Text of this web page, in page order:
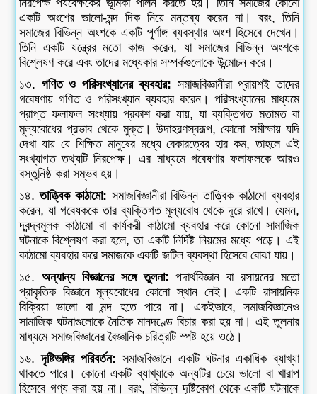
নিরপেক্ষ পর্যবেক্ষকের ভূমিকা পালন করতে হয়। তিনি সমাজের কোনো
একটি অংশের ভালো-মন্দ দিক নিয়ে মন্তব্য করেন না। বরং, তিনি
সমাজের বিভিন্ন অংশকে একটি পূর্ণাঙ্গ ব্যবস্থার অংশ হিসেবে দেখেন।
তিনি একটি যন্ত্রের মতো কাজ করেন, যা সমাজের বিভিন্ন অংশকে
বিশ্লেষণ করে এবং তাদের মধ্যেকার সম্পর্কগুলোকে উন্মোচন করে।
১৩. গণিত ও পরিসংখ্যানের ব্যবহার: সমাজবিজ্ঞানীরা প্রায়শই তাদের
গবেষণায় গণিত ও পরিসংখ্যান ব্যবহার করেন। পরিসংখ্যানের মাধ্যমে
প্রাপ্ত ফলাফল সংখ্যায় প্রকাশ করা যায়, যা ব্যক্তিগত মতামত বা
মূল্যবোধের প্রভাব থেকে মুক্ত। উদাহরণস্বরূপ, কোনো সমীক্ষায় যদি
দেখা যায় যে শিক্ষিত মানুষের মধ্যে বেকারত্বের হার কম, তাহলে এই
সংখ্যাগত তথ্যটি নিরপেক্ষ। এর মাধ্যমে গবেষণার ফলাফলকে আরও
বস্তুনিষ্ঠ করা সম্ভব হয়।
১৪.তাত্ত্বিক কাঠামো: সমাজবিজ্ঞানীরা বিভিন্ন তাত্ত্বিক কাঠামো ব্যবহার
করেন, যা গবেষককে তার ব্যক্তিগত মূল্যবোধ থেকে দূরে রাখে। যেমন,
দ্বন্দ্বমূলক কাঠামো বা কার্যকরী কাঠামো ব্যবহার করে কোনো সামাজিক
ঘটনাকে বিশ্লেষণ করা হলে, তা একটি নির্দিষ্ট নিয়মের মধ্যে পড়ে। এই
কাঠামো ব্যবহার করে সমাজকে একটি জটিল ব্যবস্থা হিসেবে বোঝা যায়।
১৫. অন্যান্য বিজ্ঞানের সঙ্গে তুলনা: পদার্থবিজ্ঞান বা রসায়নের মতো
প্রাকৃতিক বিজ্ঞানে মূল্যবোধের কোনো স্থান নেই। একটি রাসায়নিক
বিক্রিয়া ভালো বা মন্দ হতে পারে না। একইভাবে, সমাজবিজ্ঞানেও
সামাজিক ঘটনাগুলোকে নৈতিক মানদণ্ডে বিচার করা হয় না। এই তুলনার
মাধ্যমে সমাজবিজ্ঞানের বৈজ্ঞানিক চরিত্রটি স্পষ্ট হয়ে ওঠে।
১৬.দৃষ্টিভঙ্গির পরিবর্তন: সমাজবিজ্ঞানে একটি ঘটনার একাধিক ব্যাখ্যা
থাকতে পারে। কোনো একটি ব্যাখ্যাকে অন্যটির চেয়ে ভালো বা খারাপ
হিসেবে গণ্য করা হয় না। বরং, বিভিন্ন দৃষ্টিকোণ থেকে একটি ঘটনাকে